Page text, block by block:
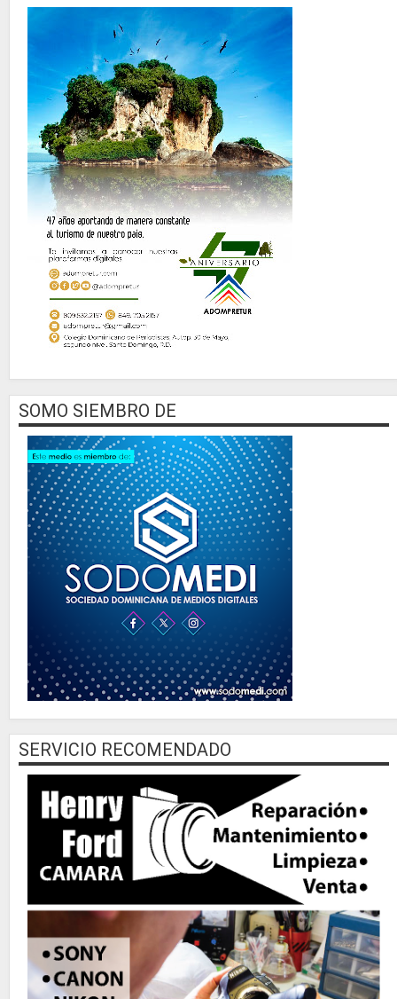
SOMO SIEMBRO DE
SERVICIO RECOMENDADO